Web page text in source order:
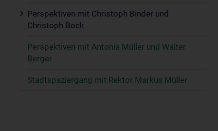
Perspektiven mit Christoph Binder und
Christoph Bock
Perspektiven mit Antonia Müller und Walter
Berger
Stadtspaziergang mit Rektor Markus Müller